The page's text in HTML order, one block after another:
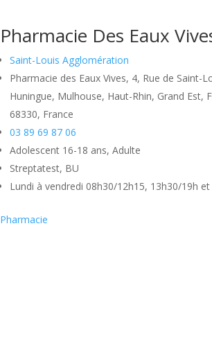
Pharmacie Des Eaux
Saint-Louis Agglomération
Pharmacie des Eaux Vives, 4, Rue de Saint-
Huningue, Mulhouse, Haut-Rhin, Grand Est,
68330, France
03 89 69 87 06
Adolescent 16-18 ans, Adulte
Streptatest, BU
Lundi à vendredi 08h30/12h15, 13h30/19h
Pharmacie